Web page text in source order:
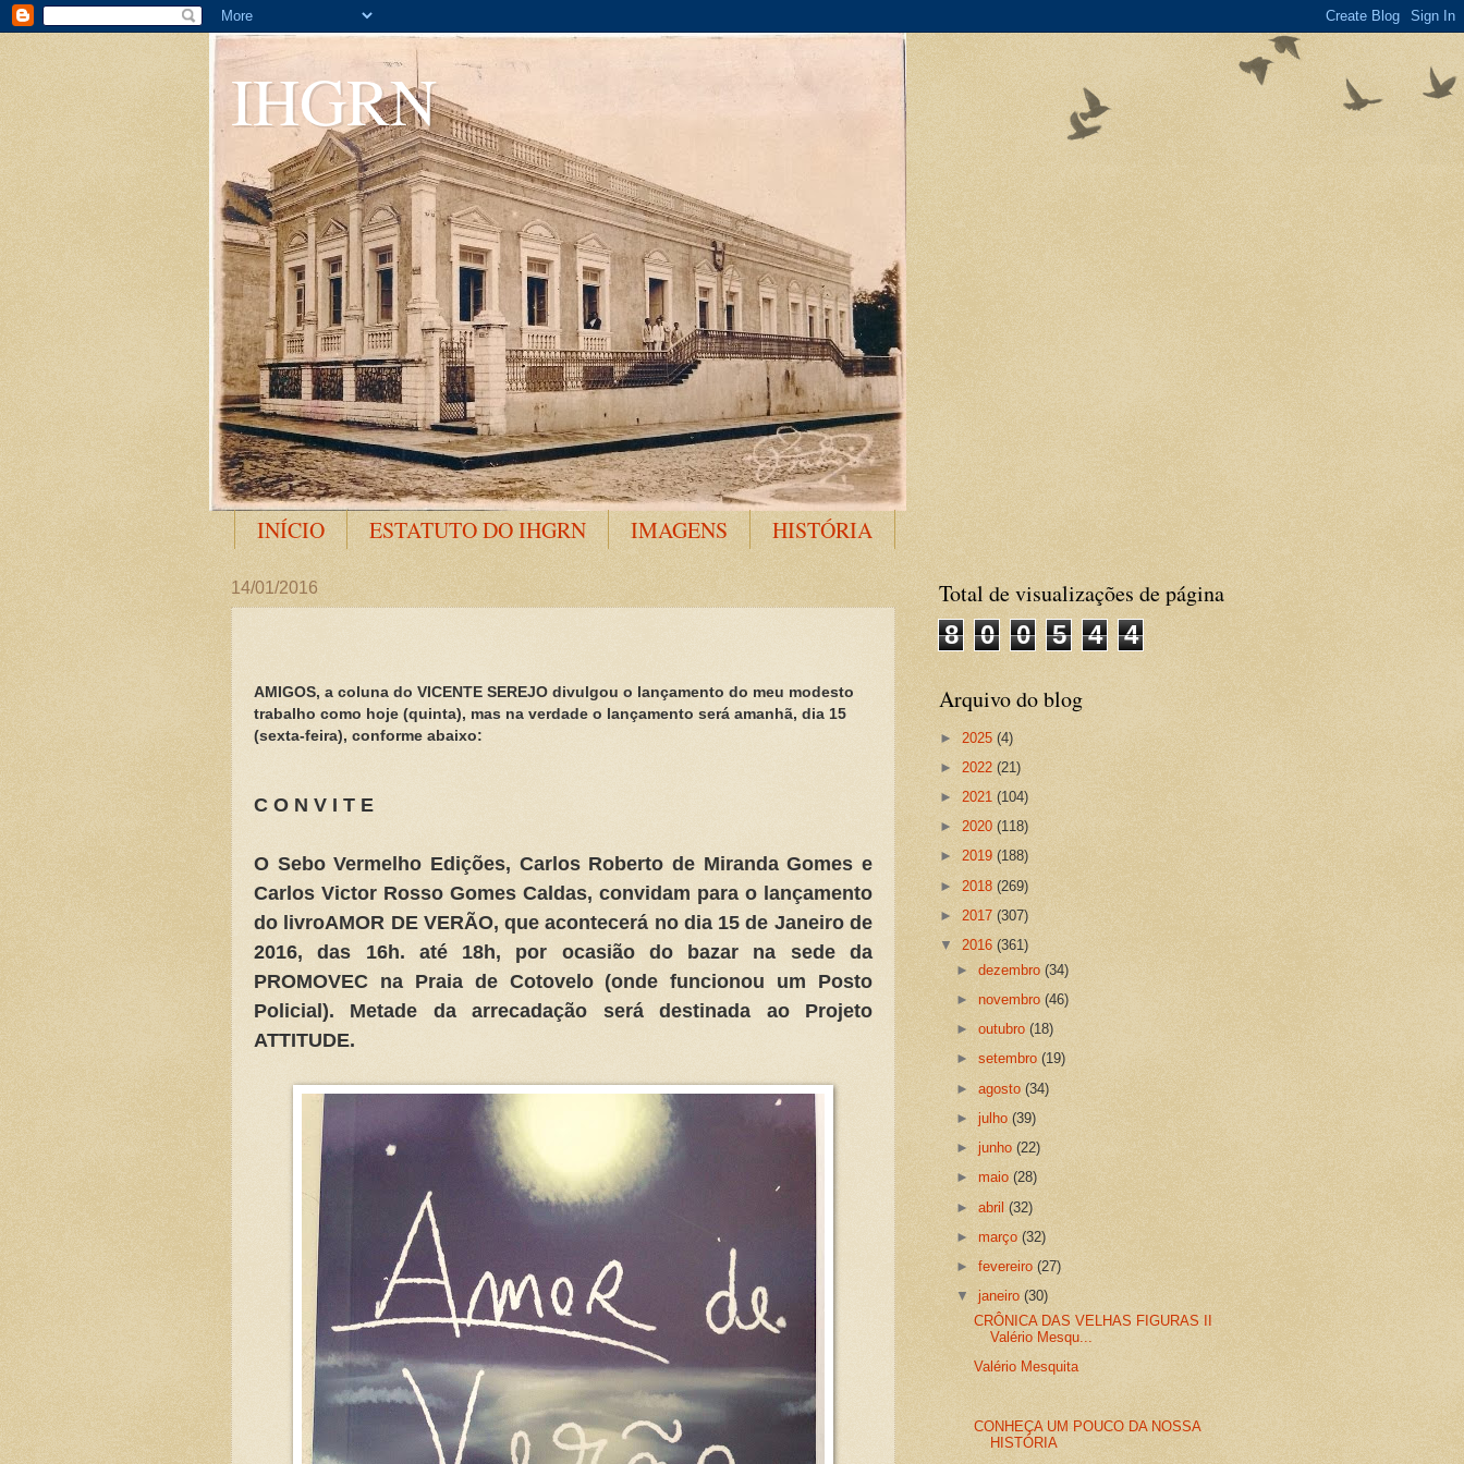
IHGRN
INÍCIO ESTATUTO DO IHGRN IMAGENS HISTÓRIA
14/01/2016
AMIGOS, a coluna do VICENTE SEREJO divulgou o lançamento do meu modesto
trabalho como hoje (quinta), mas na verdade o lançamento será amanhã, dia 15
(sexta-feira), conforme abaixo:
C O N V I T E
O Sebo Vermelho Edições, Carlos Roberto de Miranda Gomes e
Carlos Victor Rosso Gomes Caldas, convidam para o lançamento
do livroAMOR DE VERÃO, que acontecerá no dia 15 de Janeiro de
2016, das 16h. até 18h, por ocasião do bazar na sede da
PROMOVEC na Praia de Cotovelo (onde funcionou um Posto
Policial). Metade da arrecadação será destinada ao Projeto
ATTITUDE.
Total de visualizações de página
8
0 0 5 4 4
Arquivo do blog
► 2025 (4)
► 2022 (21)
► 2021 (104)
► 2020 (118)
► 2019 (188)
► 2018 (269)
► 2017 (307)
▼ 2016 (361)
►dezembro(34)
► novembro(46)
►outubro(18)
►setembro(19)
►agosto(34)
►julho(39)
►junho(22)
►maio(28)
►abril(32)
►março(32)
►fevereiro(27)
▼janeiro(30)
CRÔNICA DAS VELHAS FIGURAS II
Valério Mesqu...
Valério Mesquita
CONHEÇA UM POUCO DA NOSSA
HISTÓRIA